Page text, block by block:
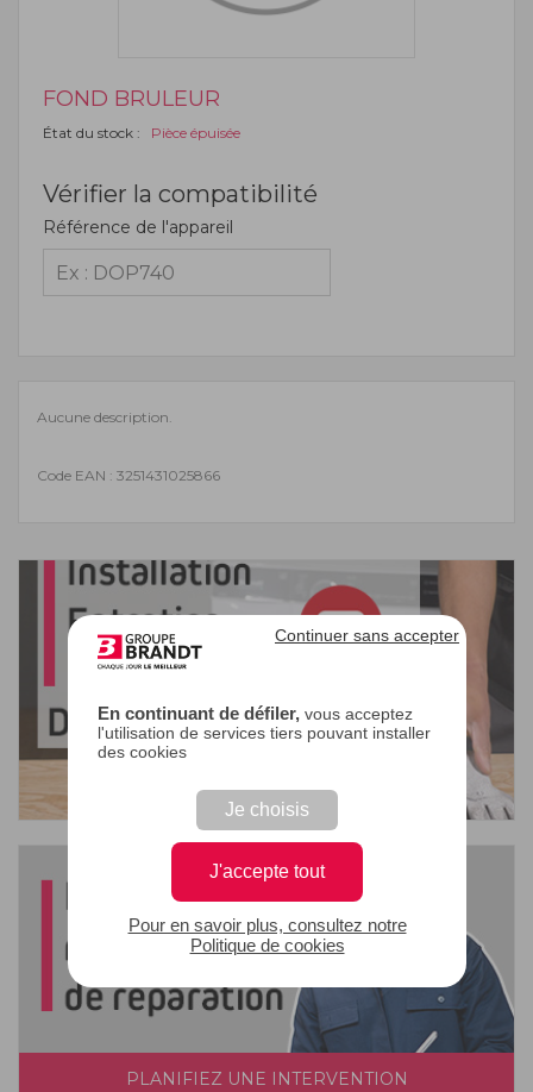
En continuant de défiler,vous acceptez
l'utilisation de services tiers pouvant installer
des cookies
Je choisis
J'accepte tout
Continuer sans accepter
Pour en savoir plus, consultez notre
Politique de cookies
FOND BRULEUR
État du stock : Pièce épuisée
Vérifier la compatibilité
Référence de l'appareil
Aucune description.
Code EAN : 3251431025866
PLANIFIEZ UNE INTERVENTION